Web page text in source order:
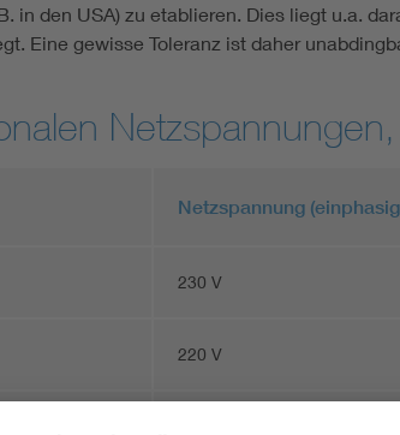
in den USA) zu etablieren. Dies liegt u.a.
Eine gewisse Toleranz ist daher
Netzspannung
230 V
220 V